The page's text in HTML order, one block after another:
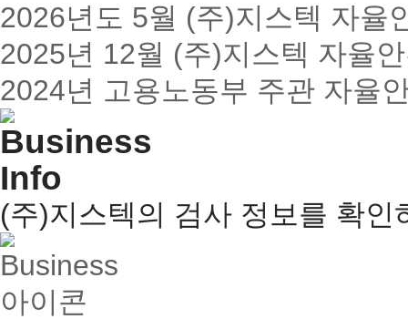
2026년도 5월 (주)지스텍 자율
2025년 12월 (주)지스텍 자율
2024년 고용노동부 주관 자율
(주)지스텍의 검사 정보를 확인